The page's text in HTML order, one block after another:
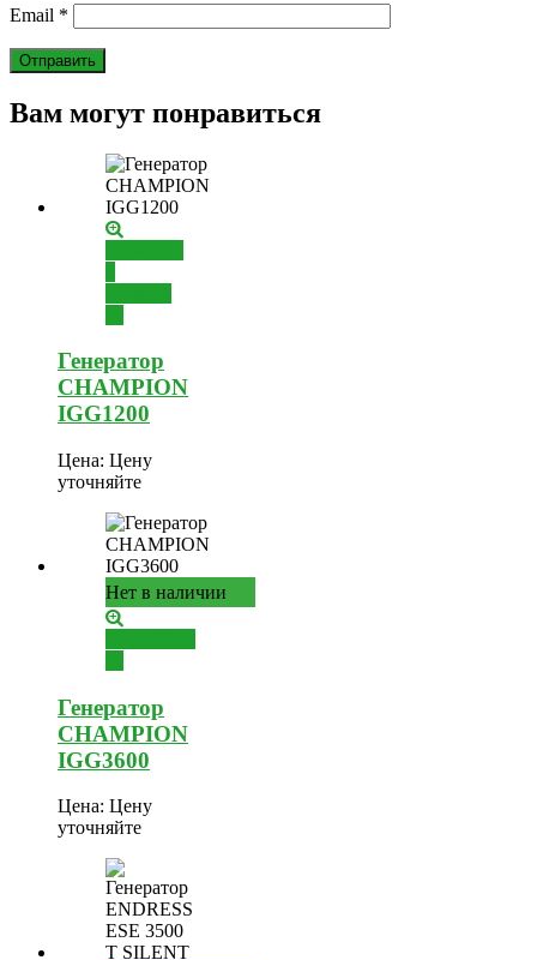
Email *
Вам могут понравиться
Генератор
CHAMPION
IGG1200
Цена: Цену
уточняйте
Нет в наличии
Генератор
CHAMPION
IGG3600
Цена: Цену
уточняйте